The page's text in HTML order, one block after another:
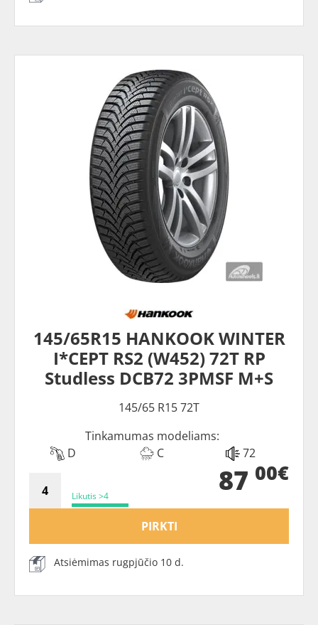
145/65R15 HANKOOK WINTER
I*CEPT RS2 (W452) 72T RP
Studless DCB72 3PMSF M+S
145/65 R15 72T
Tinkamumas modeliams:
D
C 72
Likutis >4 87 00€
PIRKTI
Atsiėmimas rugpjūčio 10 d.